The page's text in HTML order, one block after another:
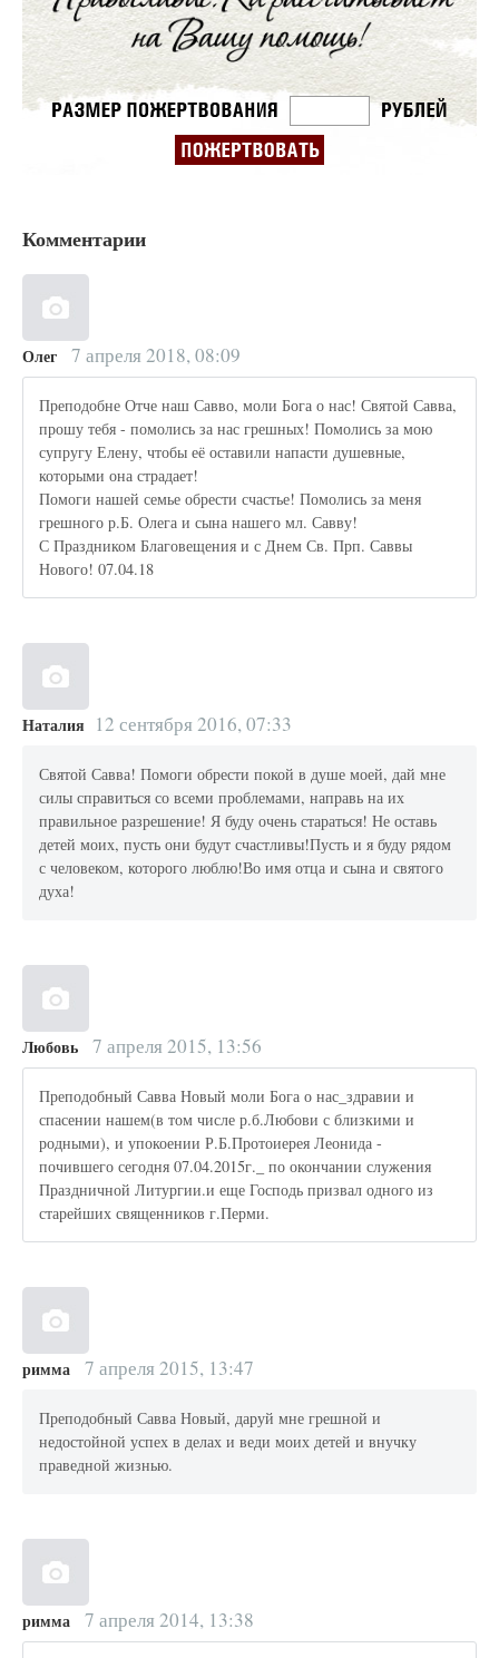
Комментарии
Олег 7 апреля 2018, 08:09
Преподобне Отче наш Савво, моли Бога о нас! Святой Савва,
прошу тебя - помолись за нас грешных! Помолись за мою
супругу Елену, чтобы её оставили напасти душевные,
которыми она страдает!
Помоги нашей семье обрести счастье! Помолись за меня
грешного р.Б. Олега и сына нашего мл. Савву!
С Праздником Благовещения и с Днем Св. Прп. Саввы
Нового! 07.04.18
Наталия 12 сентября 2016, 07:33
Святой Савва! Помоги обрести покой в душе моей, дай мне
силы справиться со всеми проблемами, направь на их
правильное разрешение! Я буду очень стараться! Не оставь
детей моих, пусть они будут счастливы!Пусть и я буду рядом
с человеком, которого люблю!Во имя отца и сына и святого
духа!
Любовь 7 апреля 2015, 13:56
Преподобный Савва Новый моли Бога о нас_здравии и
спасении нашем(в том числе р.б.Любови с близкими и
родными), и упокоении Р.Б.Протоиерея Леонида -
почившего сегодня 07.04.2015г._ по окончании служения
Праздничной Литургии.и еще Господь призвал одного из
старейших священников г.Перми.
римма 7 апреля 2015, 13:47
Преподобный Савва Новый, даруй мне грешной и
недостойной успех в делах и веди моих детей и внучку
праведной жизнью.
римма 7 апреля 2014, 13:38